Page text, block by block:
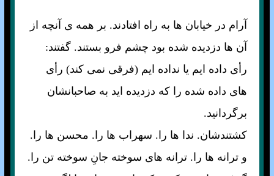
آرام در خيابان ها به راه افتادند. بر همه ی آنچه از
آن ها دزديده شده بود چشم فرو بستند. گفتند:
رأی داده ايم يا نداده ايم (فرقی نمی کند) رأی
های داده شده را که دزديده ايد به صاحبانشان
برگردانيد.
کشتندشان. ندا ها را. سهراب ها را. محسن ها را.
و ترانه ها را. ترانه های سوخته جانِ سوخته تن را.